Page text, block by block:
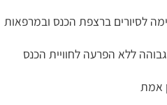
לסיורים ברצפת הכנס ובמרפאות
ללא הפרעה לחוויית הכנס
אמת